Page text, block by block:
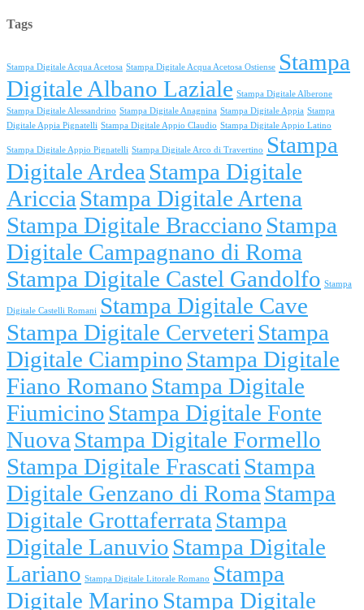
Tags
Stampa Digitale Acqua Acetosa Stampa Digitale Acqua Acetosa Ostiense Stampa
Digitale Albano Laziale Stampa Digitale Alberone
Stampa Digitale Alessandrino Stampa Digitale Anagnina Stampa Digitale Appia Stampa
Digitale Appia Pignatelli Stampa Digitale Appio Claudio Stampa Digitale Appio Latino
Stampa Digitale Appio Pignatelli Stampa Digitale Arco di Travertino
Stampa
Digitale Ardea Stampa Digitale
Ariccia Stampa Digitale Artena
Stampa Digitale Bracciano Stampa
Digitale Campagnano di Roma
Stampa Digitale Castel Gandolfo Stampa
Digitale Castelli Romani
Stampa Digitale Cave
Stampa Digitale Cerveteri Stampa
Digitale Ciampino Stampa Digitale
Fiano Romano Stampa Digitale
Fiumicino Stampa Digitale Fonte
Nuova Stampa Digitale Formello
Stampa Digitale Frascati Stampa
Digitale Genzano di Roma Stampa
Digitale Grottaferrata Stampa
Digitale Lanuvio Stampa Digitale
Lariano Stampa Digitale Litorale Romano
Stampa
Digitale Marino Stampa Digitale